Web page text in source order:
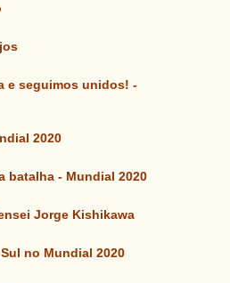
e seguimos unidos! -
2020
batalha - Mundial 2020
Jorge Kishikawa
no Mundial 2020